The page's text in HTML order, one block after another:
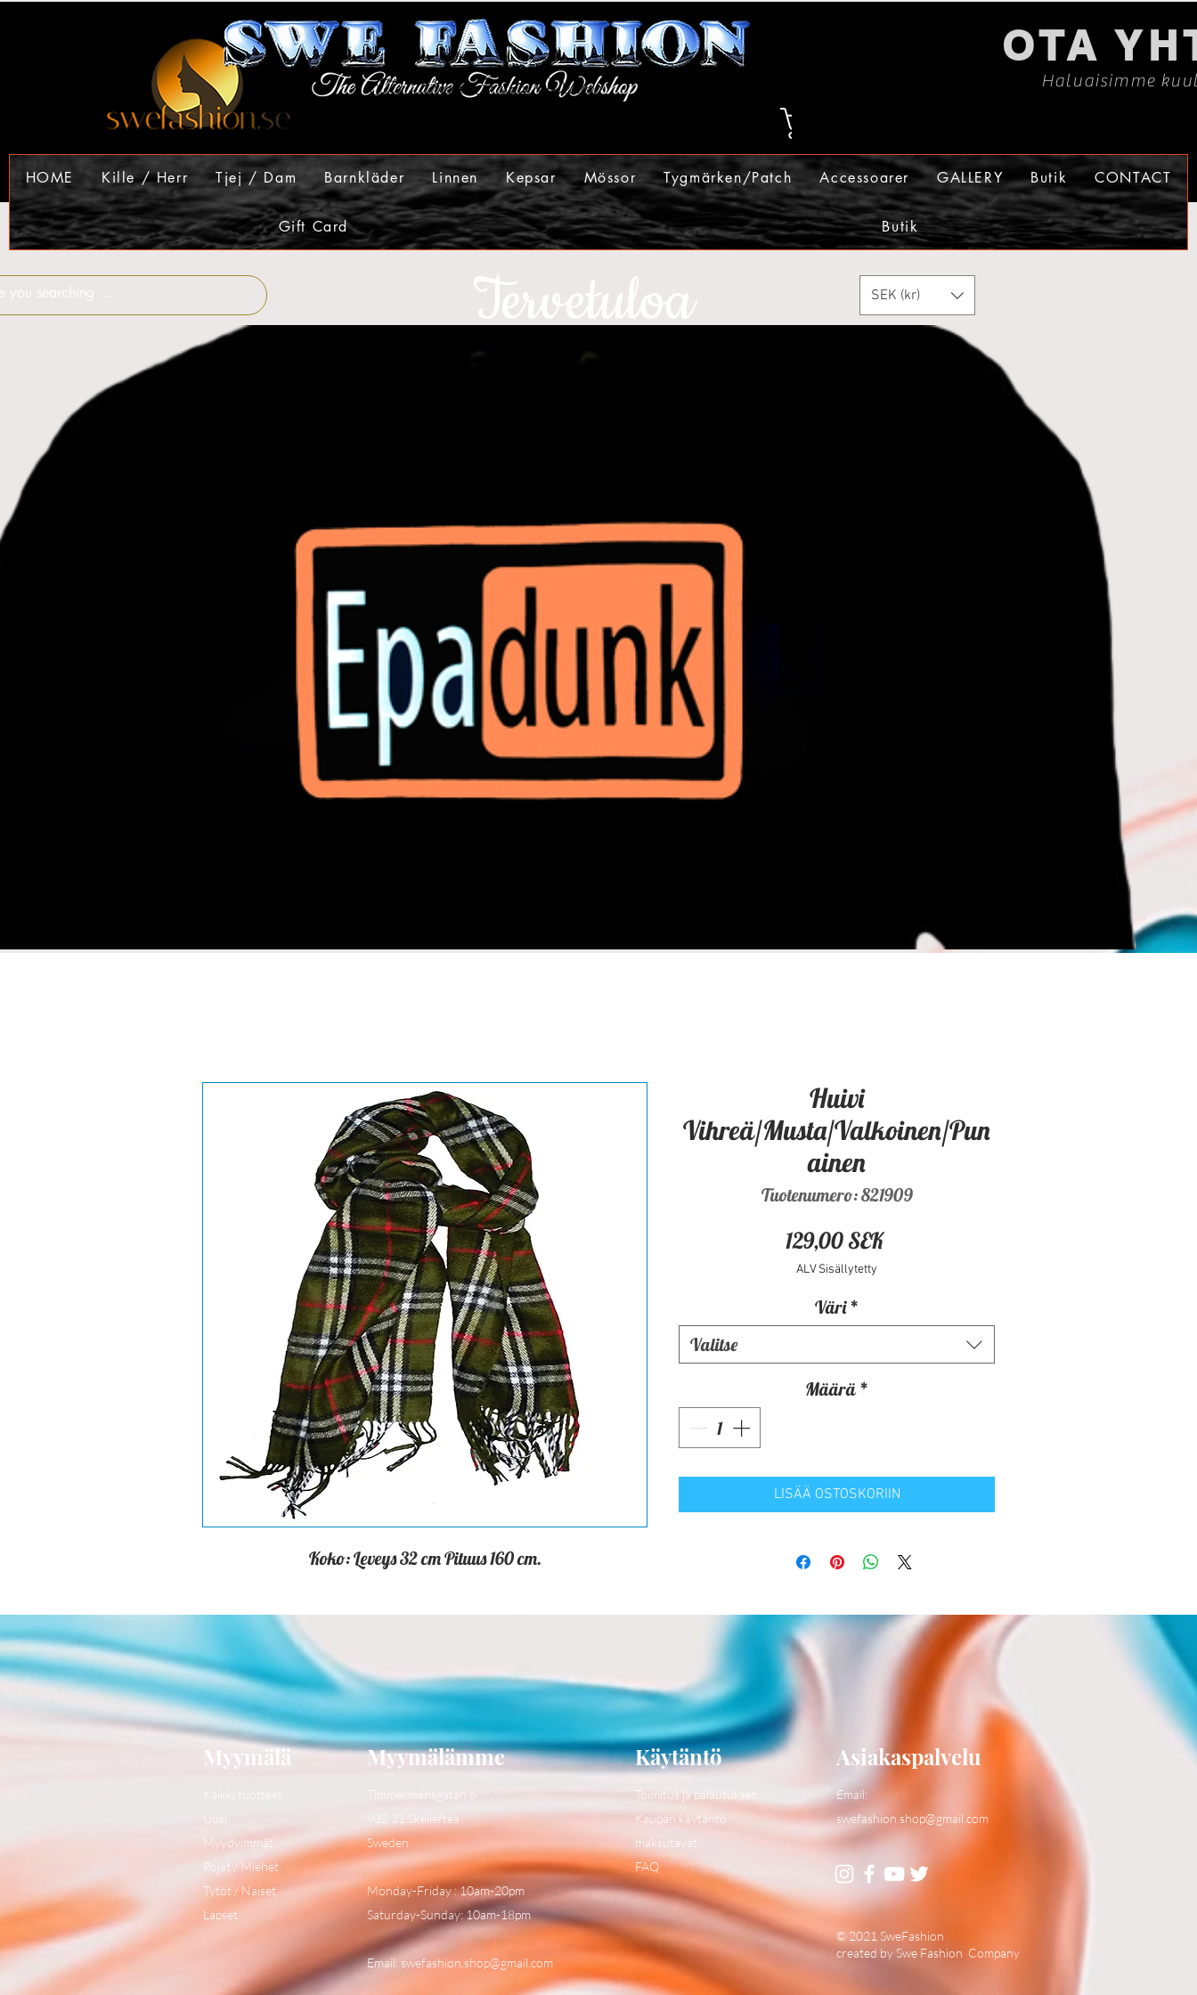
OTA
Haluaisimme
HOME Kille / Herr Tjej / Dam Barnkläder Linnen Kepsar Mössor Tygmärken/Patch Accessoarer GALLERY Butik CONTACT
Gift Card Butik
Tervetuloa SEK (kr)
Koko: Leveys 32 cm Pituus 160 cm.
Huivi
Vihreä/Musta/Valkoinen/Pun
ainen
Tuotenumero: 821909
129,00 SEKHinta
ALV Sisällytetty
Väri *
Valitse
Määrä *
LISÄÄ OSTOSKORIIN
Myymälä
Kaikki tuotteet
Uusi
Myydyimmät
Pojat / Miehet
Tytöt / Naiset
Lapset
Myymälämme
Timmermansgatan 6
932 31 Skelleftea
Sweden
Monday-Friday : 10am-20pm
Saturday-Sunday: 10am-18pm
Email: swefashion.shop@gmail.com
Käytäntö
Toimitus ja palautukset
Kaupan käytäntö
maksutavat
FAQ
Asiakaspalvelu
Email:
swefashion.shop@gmail.com
© 2021 SweFashion
created by Swe Fashion Company